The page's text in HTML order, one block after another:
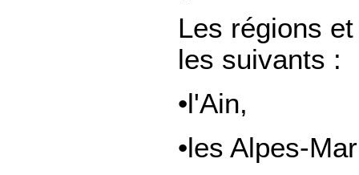
Les régions
les suivants :
•l'Ain,
•les Alpes-